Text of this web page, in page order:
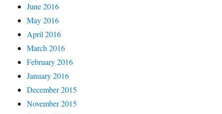
June 2016
May 2016
April 2016
March 2016
February 2016
January 2016
December 2015
November 2015